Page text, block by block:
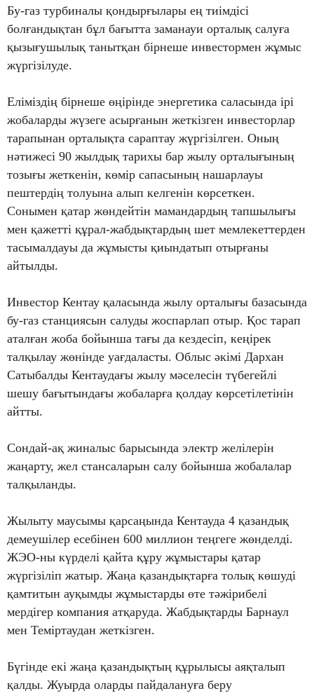
Бу-газ турбиналы қондырғылары ең тиімдісі
болғандықтан бұл бағытта заманауи орталық салуға
қызығушылық танытқан бірнеше инвестормен жұмыс
жүргізілуде.
Еліміздің бірнеше өңірінде энергетика саласында ірі
жобаларды жүзеге асырғанын жеткізген инвесторлар
тарапынан орталықта сараптау жүргізілген. Оның
нәтижесі 90 жылдық тарихы бар жылу орталығының
тозығы жеткенін, көмір сапасының нашарлауы
пештердің толуына алып келгенін көрсеткен.
Сонымен қатар жөндейтін мамандардың тапшылығы
мен қажетті құрал-жабдықтардың шет мемлекеттерден
тасымалдауы да жұмысты қиындатып отырғаны
айтылды.
Инвестор Кентау қаласында жылу орталығы базасында
бу-газ станциясын салуды жоспарлап отыр. Қос тарап
аталған жоба бойынша тағы да кездесіп, кеңірек
талқылау жөнінде уағдаласты. Облыс әкімі Дархан
Сатыбалды Кентаудағы жылу мәселесін түбегейлі
шешу бағытындағы жобаларға қолдау көрсетілетінін
айтты.
Сондай-ақ жиналыс барысында электр желілерін
жаңарту, жел стансаларын салу бойынша жобалалар
талқыланды.
Жылыту маусымы қарсаңында Кентауда 4 қазандық
демеушілер есебінен 600 миллион теңгеге жөнделді.
ЖЭО-ны күрделі қайта құру жұмыстары қатар
жүргізіліп жатыр. Жаңа қазандықтарға толық көшуді
қамтитын ауқымды жұмыстарды өте тәжірибелі
мердігер компания атқаруда. Жабдықтарды Барнаул
мен Теміртаудан жеткізген.
Бүгінде екі жаңа қазандықтың құрылысы аяқталып
қалды. Жуырда оларды пайдалануға беру